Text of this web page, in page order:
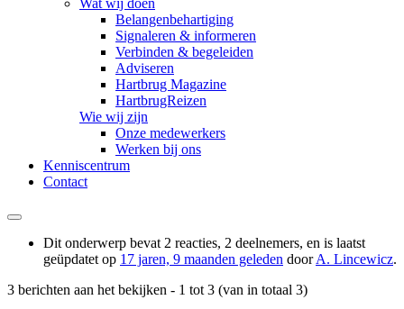
Wat wij doen
Belangenbehartiging
Signaleren & informeren
Verbinden & begeleiden
Adviseren
Hartbrug Magazine
HartbrugReizen
Wie wij zijn
Onze medewerkers
Werken bij ons
Kenniscentrum
Contact
Dit onderwerp bevat 2 reacties, 2 deelnemers, en is laatst
geüpdatet op 17 jaren, 9 maanden geleden doorA. Lincewicz.
3 berichten aan het bekijken - 1 tot 3 (van in totaal 3)